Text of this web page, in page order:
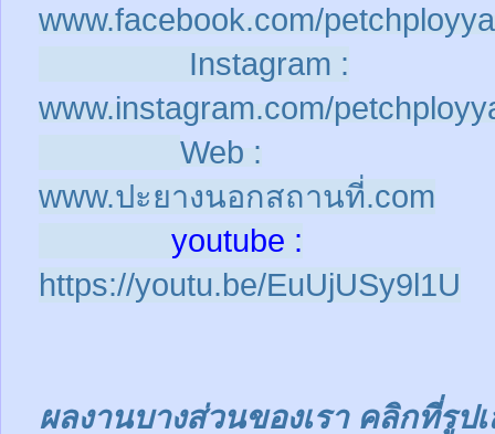
www.facebook.com/
Instagram :
www.instagram.com/
Web :
www.ปะยางนอกสถานที่.com
youtube :
https://youtu.be/EuUjUSy9l1U
ผลงานบางส่วนของเรา คลิกที่รูป